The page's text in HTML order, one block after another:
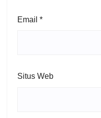
Email *
Situs Web